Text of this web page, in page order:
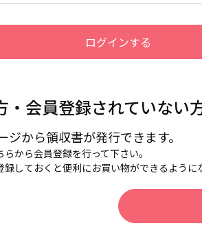
・会員登録されていない
から領収書が発行できます。
から会員登録を行って下さい。
しておくと便利にお買い物ができるように